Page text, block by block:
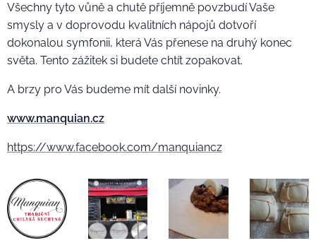
Všechny tyto vůně a chutě příjemně povzbudí Vaše
smysly a v doprovodu kvalitních nápojů dotvoří
dokonalou symfonii, která Vás přenese na druhý konec
světa. Tento zážitek si budete chtít zopakovat.
A brzy pro Vás budeme mít další novinky.
www.manquian.cz
https://www.facebook.com/manquiancz